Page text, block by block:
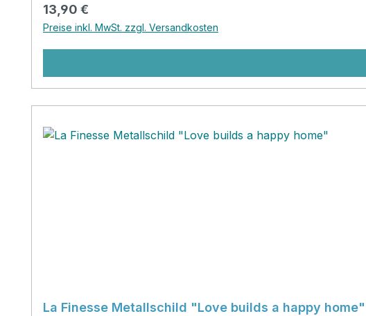
Regulärer Preis:
13,90 €
Preise inkl. MwSt. zzgl. Versandkosten
La Finesse Metallschild "Love builds a happy home"